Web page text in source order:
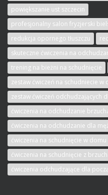
powiększanie ust szczecin
profesjonalny salon fryzjerski
redukcja opornego tłuszczu
skuteczne ćwiczenia na
trening na bieżni na schudnięcie
zestaw ćwiczeń na schudniecie w
zestaw ćwiczeń odchudzających
ćwiczenia na odchudzanie
ćwiczenia na odchudzanie dla
ćwiczenia na schudnięcie w domu
ćwiczenia na schudnięcie z
ćwiczenia odchudzające dla